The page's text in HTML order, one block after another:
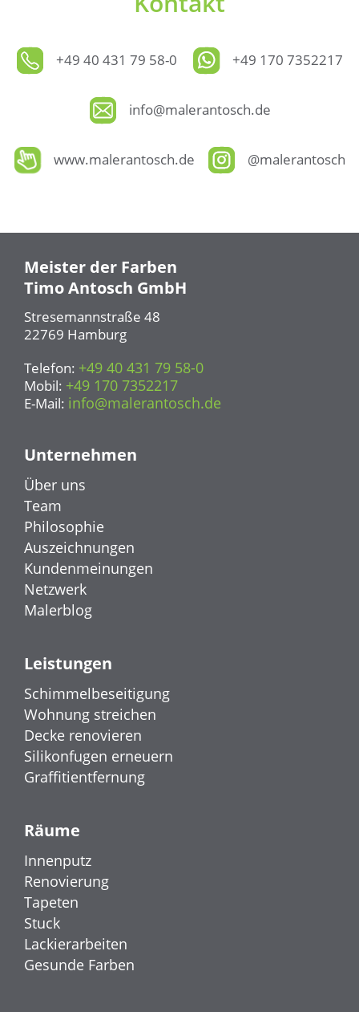
+49 40 431 79 58-0 +49 170 7352217
info@malerantosch.de
www.malerantosch.de @malerantosch
Meister der Farben
Timo Antosch GmbH
Stresemannstraße 48
22769 Hamburg
Telefon: +49 40 431 79 58-0
Mobil: +49 170 7352217
E-Mail: info@malerantosch.de
Unternehmen
Über uns
Team
Philosophie
Auszeichnungen
Kundenmeinungen
Netzwerk
Malerblog
Leistungen
Schimmelbeseitigung
Wohnung streichen
Decke renovieren
Silikonfugen erneuern
Graffitientfernung
Räume
Innenputz
Renovierung
Tapeten
Stuck
Lackierarbeiten
Gesunde Farben